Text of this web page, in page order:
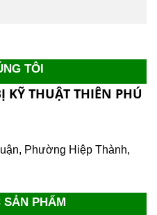
TÔI
KỸ THUẬT THIÊN PHÚ
Phường Hiệp Thành,
SẢN PHẨM